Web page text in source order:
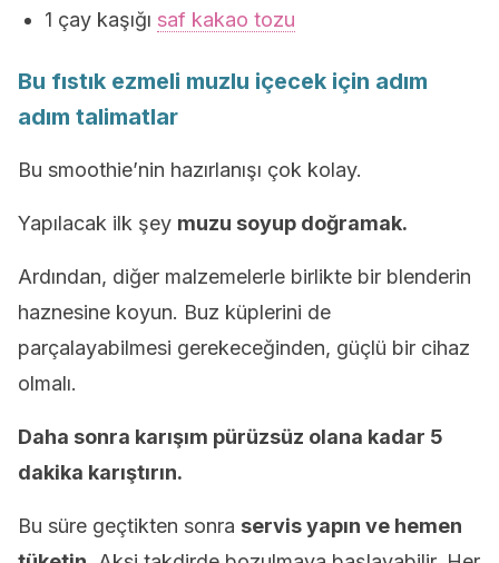
1 çay kaşığı saf kakao tozu
Bu fıstık ezmeli muzlu içecek için adım
adım talimatlar
Bu smoothie’nin hazırlanışı çok kolay.
Yapılacak ilk şey muzu soyup doğramak.
Ardından, diğer malzemelerle birlikte bir blenderin
haznesine koyun. Buz küplerini de
parçalayabilmesi gerekeceğinden, güçlü bir cihaz
olmalı.
Daha sonra karışım pürüzsüz olana kadar 5
dakika karıştırın.
Bu süre geçtikten sonra servis yapın ve hemen